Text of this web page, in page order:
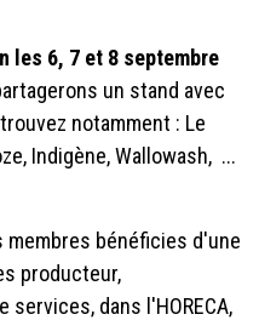
les 6, 7 et 8 septembre
un stand avec
notamment : Le
Indigène, Wallowash, ...
membres bénéficies d'une
producteur,
dans l'HORECA,